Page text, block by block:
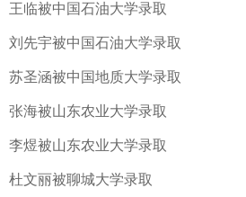
王临被中国石油大学录取
刘先宇被中国石油大学录取
苏圣涵被中国地质大学录取
张海被山东农业大学录取
李煜被山东农业大学录取
杜文丽被聊城大学录取